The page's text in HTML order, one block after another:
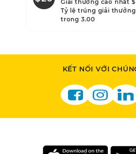
Giải thưởng cao nhất
Tỷ lệ trúng giải thưởng
trong 3.00
KẾT NỐI VỚI